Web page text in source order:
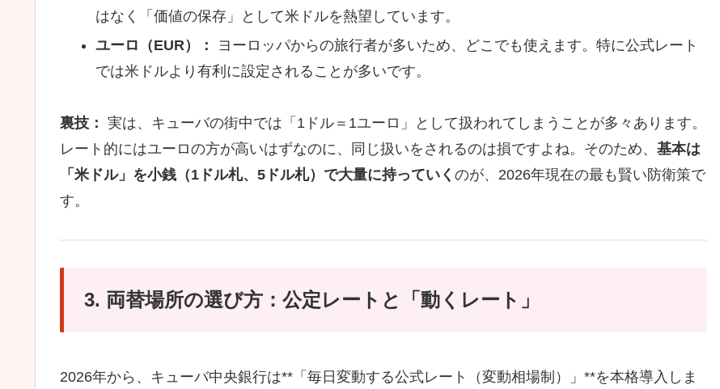
はなく「価値の保存」として米ドルを熱望しています。
ユーロ（EUR）：
ヨーロッパからの旅行者が多いため、どこでも使えます。特に公式レート
では米ドルより有利に設定されることが多いです。
裏技： 実は、キューバの街中では「1ドル＝1ユーロ」として扱われてしまうことが多々あります。
レート的にはユーロの方が高いはずなのに、同じ扱いをされるのは損ですよね。そのため、 基本は
「米ドル」を小銭（1ドル札、5ドル札）で大量に持っていく のが、2026年現在の最も賢い防衛策で
す。
3. 両替場所の選び方：公定レートと「動くレート」
2026年から、キューバ中央銀行は**「毎日変動する公式レート（変動相場制）」**を本格導入しま